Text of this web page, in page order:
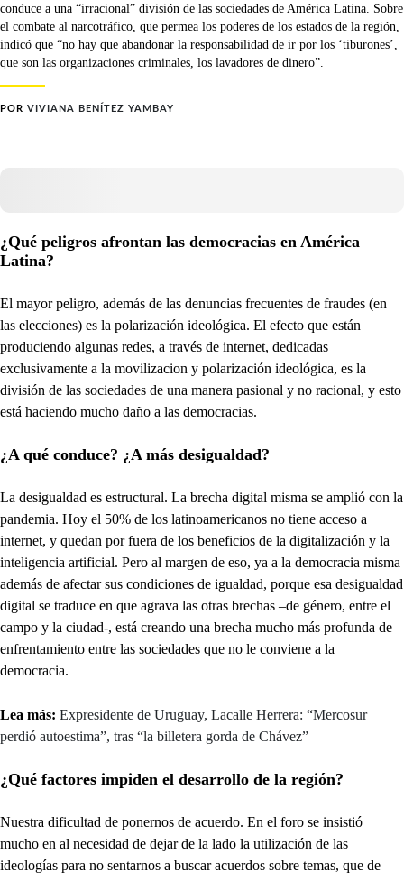
conduce a una “irracional” división de las sociedades de América Latina. Sobre
el combate al narcotráfico, que permea los poderes de los estados de la región,
indicó que “no hay que abandonar la responsabilidad de ir por los ‘tiburones’,
que son las organizaciones criminales, los lavadores de dinero”.
POR VIVIANA BENÍTEZ YAMBAY
¿Qué peligros afrontan las democracias en América
Latina?
El mayor peligro, además de las denuncias frecuentes de fraudes (en
las elecciones) es la polarización ideológica. El efecto que están
produciendo algunas redes, a través de internet, dedicadas
exclusivamente a la movilizacion y polarización ideológica, es la
división de las sociedades de una manera pasional y no racional, y esto
está haciendo mucho daño a las democracias.
¿A qué conduce? ¿A más desigualdad?
La desigualdad es estructural. La brecha digital misma se amplió con la
pandemia. Hoy el 50% de los latinoamericanos no tiene acceso a
internet, y quedan por fuera de los beneficios de la digitalización y la
inteligencia artificial. Pero al margen de eso, ya a la democracia misma
además de afectar sus condiciones de igualdad, porque esa desigualdad
digital se traduce en que agrava las otras brechas –de género, entre el
campo y la ciudad-, está creando una brecha mucho más profunda de
enfrentamiento entre las sociedades que no le conviene a la
democracia.
Lea más: Expresidente de Uruguay, Lacalle Herrera: “Mercosur
perdió autoestima”, tras “la billetera gorda de Chávez”
¿Qué factores impiden el desarrollo de la región?
Nuestra dificultad de ponernos de acuerdo. En el foro se insistió
mucho en al necesidad de dejar de la lado la utilización de las
ideologías para no sentarnos a buscar acuerdos sobre temas, que de